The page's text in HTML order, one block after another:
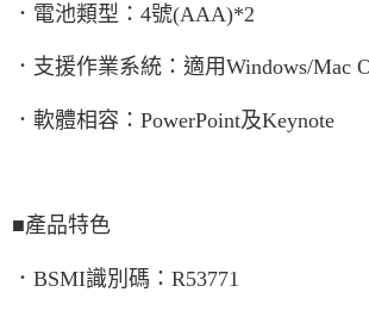
．電池類型：4號(AAA)*2
．支援作業系統：適用Windows/Mac
．軟體相容：PowerPoint及Keynote
■產品特色
．BSMI識別碼：R53771